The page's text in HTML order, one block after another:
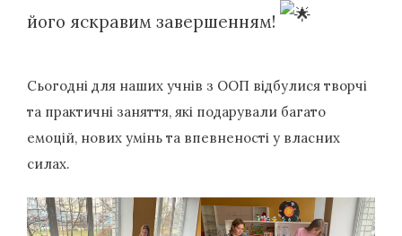
його яскравим завершенням!
Сьогодні для наших учнів з ООП відбулися творчі
та практичні заняття, які подарували багато
емоцій, нових умінь та впевненості у власних
силах.